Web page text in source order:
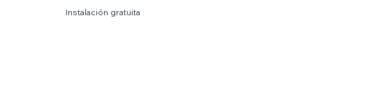
Instalación gratuita